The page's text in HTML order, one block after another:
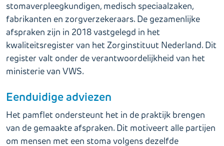
stomaverpleegkundigen, medisch speciaalzaken,
fabrikanten en zorgverzekeraars. De gezamenlijke
afspraken zijn in 2018 vastgelegd in het
kwaliteitsregister van het Zorginstituut Nederland. Dit
register valt onder de verantwoordelijkheid van het
ministerie van VWS.
Eenduidige adviezen
Het pamflet ondersteunt het in de praktijk brengen
van de gemaakte afspraken. Dit motiveert alle partijen
om mensen met een stoma volgens dezelfde